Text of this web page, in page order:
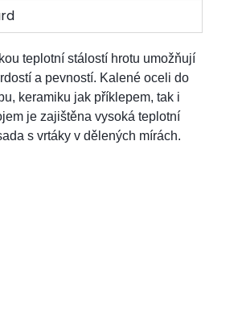
teplotní stálostí hrotu umožňují
a pevností. Kalené oceli do
keramiku jak příklepem, tak i
je zajištěna vysoká teplotní
s vrtáky v dělených mírách.